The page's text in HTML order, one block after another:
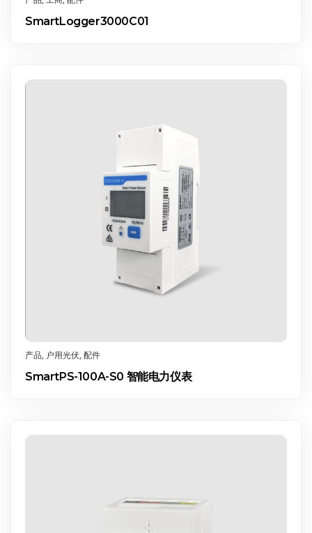
SmartLogger3000C01
产品 户用光伏 配件
SmartPS-100A-S0 智能电力仪表